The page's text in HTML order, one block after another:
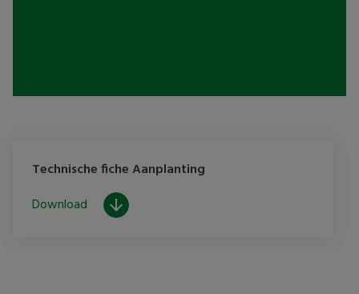
Technische fiche Aanplanting
Download